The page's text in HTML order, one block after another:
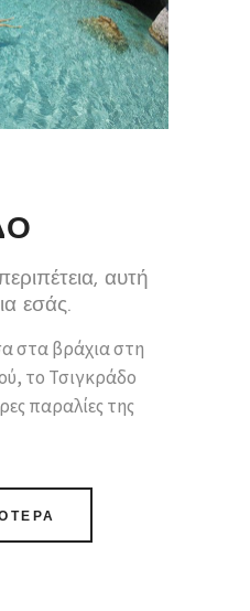
αυτή
εσάς.
στα βράχια στη
το Τσιγκράδο
παραλίες της